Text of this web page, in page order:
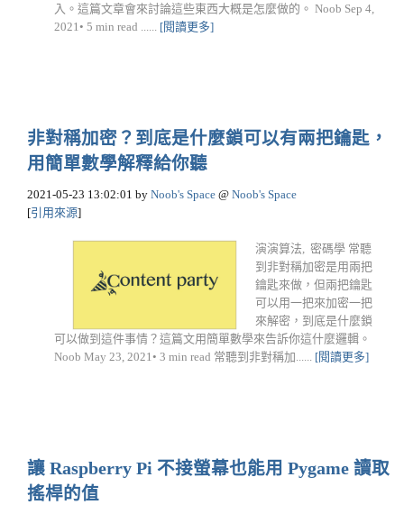
入。這篇文章會來討論這些東西大概是怎麼做的。 Noob Sep 4,
2021• 5 min read ...... [閱讀更多]
非對稱加密？到底是什麼鎖可以有兩把鑰匙，
用簡單數學解釋給你聽
2021-05-23 13:02:01 by Noob's Space @ Noob's Space
[引用來源]
演演算法, 密碼學 常聽
到非對稱加密是用兩把
鑰匙來做，但兩把鑰匙
可以用一把來加密一把
來解密，到底是什麼鎖
可以做到這件事情？這篇文用簡單數學來告訴你這什麼邏輯。
Noob May 23, 2021• 3 min read 常聽到非對稱加...... [閱讀更多]
讓 Raspberry Pi 不接螢幕也能用 Pygame 讀取
搖桿的值